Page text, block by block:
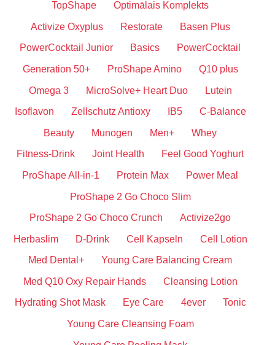
TopShape Optimālais Komplekts
Activize Oxyplus Restorate Basen Plus
PowerCocktail Junior Basics PowerCocktail
Generation 50+ ProShape Amino Q10 plus
Omega 3 MicroSolve+ Heart Duo Lutein
Isoflavon Zellschutz Antioxy IB5 C-Balance
Beauty Munogen Men+ Whey
Fitness-Drink Joint Health Feel Good Yoghurt
ProShape All-in-1 Protein Max Power Meal
ProShape 2 Go Choco Slim
ProShape 2 Go Choco Crunch Activize2go
Herbaslim D-Drink Cell Kapseln Cell Lotion
Med Dental+ Young Care Balancing Cream
Med Q10 Oxy Repair Hands Cleansing Lotion
Hydrating Shot Mask Eye Care 4ever Tonic
Young Care Cleansing Foam